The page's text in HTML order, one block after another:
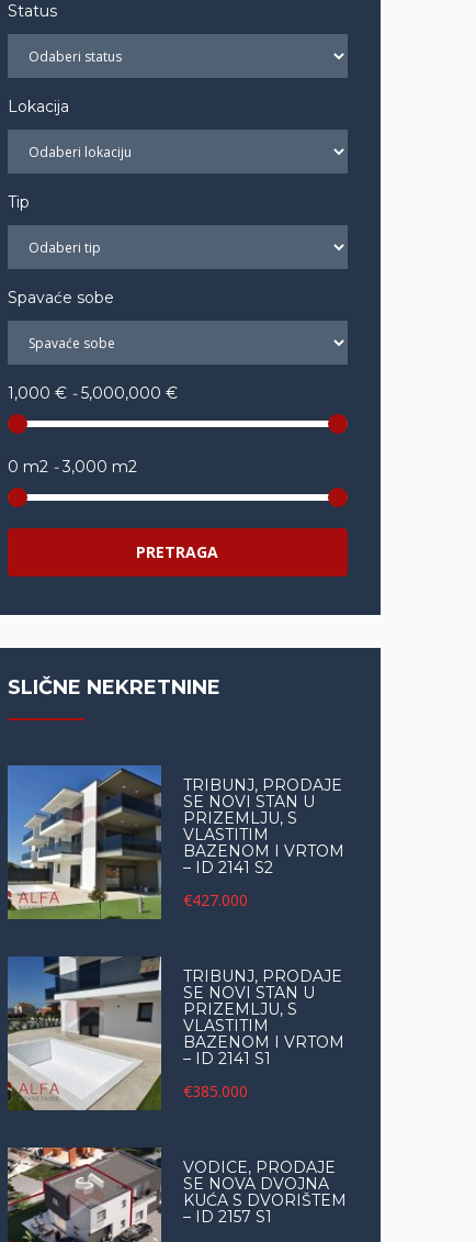
Status
Lokacija
Tip
Spavaće sobe
1,000 € - 5,000,000 €
0 m2 - 3,000 m2
PRETRAGA
SLIČNE NEKRETNINE
TRIBUNJ, PRODAJE
SE NOVI STAN U
PRIZEMLJU, S
VLASTITIM
BAZENOM I VRTOM
– ID 2141 S2
€427.000
TRIBUNJ, PRODAJE
SE NOVI STAN U
PRIZEMLJU, S
VLASTITIM
BAZENOM I VRTOM
– ID 2141 S1
€385.000
VODICE, PRODAJE
SE NOVA DVOJNA
KUĆA S DVORIŠTEM
– ID 2157 S1